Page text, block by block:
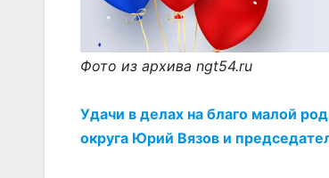
Фото из архива ngt54.ru
Удачи в делах на благо малой
округа Юрий Вязов и